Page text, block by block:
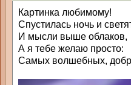
Картинка любимому!
Спустилась ночь и
И мысли выше облаков,
А я тебе желаю просто:
Самых волшебных,